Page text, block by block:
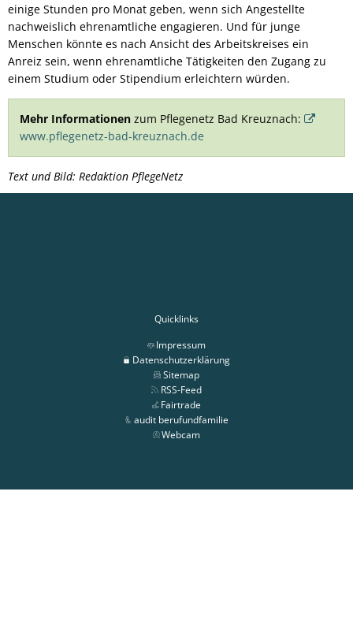
einige Stunden pro Monat geben, wenn sich Angestellte
nachweislich ehrenamtliche engagieren. Und für junge
Menschen könnte es nach Ansicht des Arbeitskreises ein
Anreiz sein, wenn ehrenamtliche Tätigkeiten den Zugang zu
einem Studium oder Stipendium erleichtern würden.
Mehr Informationen zum Pflegenetz Bad Kreuznach:
www.pflegenetz-bad-kreuznach.de
Text und Bild: Redaktion PflegeNetz
Quicklinks
Impressum
Datenschutzerklärung
Sitemap
RSS-Feed
Fairtrade
audit berufundfamilie
Webcam